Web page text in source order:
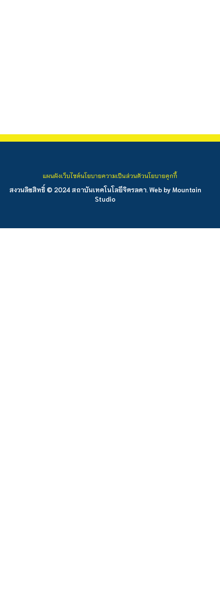
สงวนลิขสิทธิ์ © 2024 สถาบันเทคโนโลยีจิตรลดา. Web by Mountain
Studio
แผนผังเว็บไซต์นโยบายความเป็นส่วนตัวนโยบายคุกกี้